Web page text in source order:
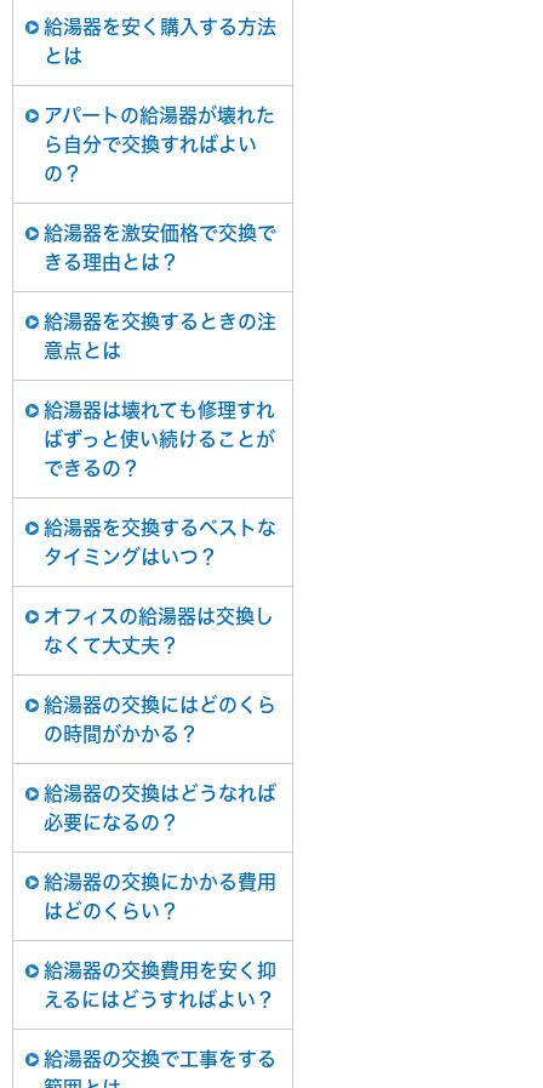
給湯器を安く購入する方法
とは
アパートの給湯器が壊れた
ら自分で交換すればよい
の？
給湯器を激安価格で交換で
きる理由とは？
給湯器を交換するときの注
意点とは
給湯器は壊れても修理すれ
ばずっと使い続けることが
できるの？
給湯器を交換するベストな
タイミングはいつ？
オフィスの給湯器は交換し
なくて大丈夫？
給湯器の交換にはどのくら
の時間がかかる？
給湯器の交換はどうなれば
必要になるの？
給湯器の交換にかかる費用
はどのくらい？
給湯器の交換費用を安く抑
えるにはどうすればよい？
給湯器の交換で工事をする